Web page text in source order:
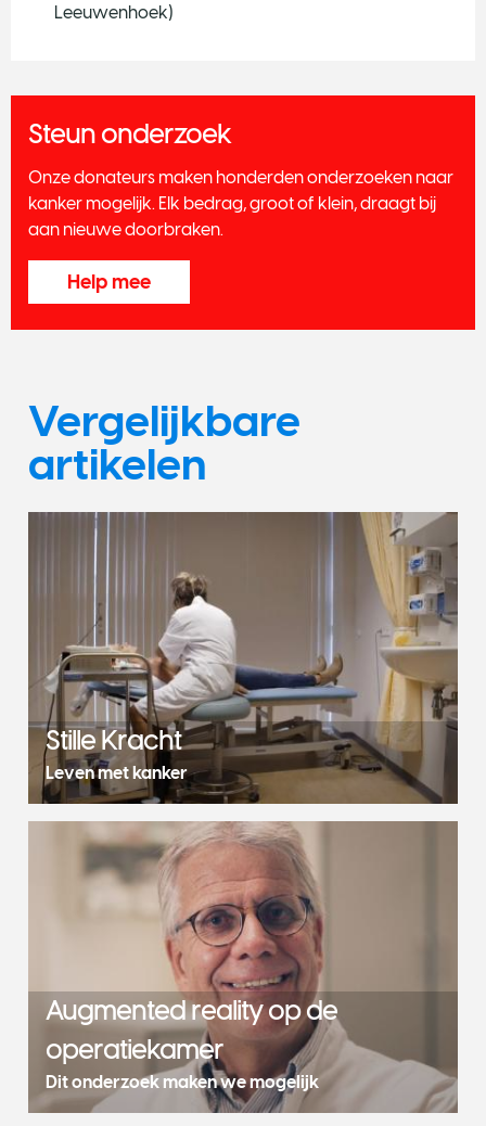
Leeuwenhoek)
Steun onderzoek
Onze donateurs maken honderden onderzoeken naar
kanker mogelijk. Elk bedrag, groot of klein, draagt bij
aan nieuwe doorbraken.
Help mee
Vergelijkbare
artikelen
Stille Kracht
Leven met kanker
Augmented reality op de
operatiekamer
Dit onderzoek maken we mogelijk